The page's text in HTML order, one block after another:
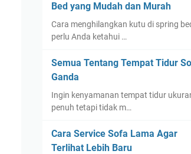
Bed yang Mudah dan Murah
Cara menghilangkan kutu di spring
perlu Anda ketahui …
Semua Tentang Tempat Tidur
Ganda
Ingin kenyamanan tempat tidur
penuh tetapi tidak m…
Cara Service Sofa Lama Agar
Terlihat Lebih Baru